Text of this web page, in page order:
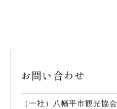
お問い合わせ
（一社）八幡平市観光協会